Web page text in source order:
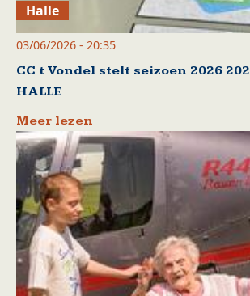
Halle
03/06/2026 - 20:35
CC t Vondel stelt seizoen 2026
HALLE
Meer lezen